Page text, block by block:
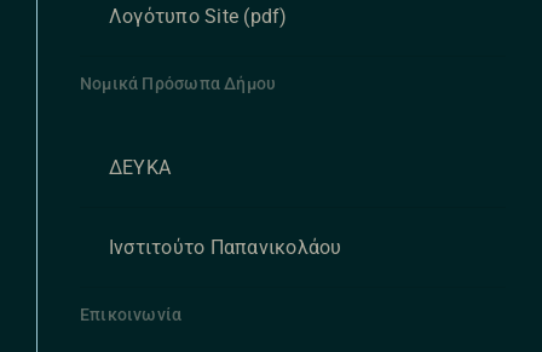
Λογότυπο Site (pdf)
Νομικά Πρόσωπα Δήμου
ΔΕΥΚΑ
Ινστιτούτο Παπανικολάου
Επικοινωνία